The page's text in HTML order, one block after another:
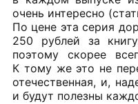
очень интересно
По цене эта серия
250 рублей за
поэтому скорее
К тому же это не
отечественная, и,
и будут полезны